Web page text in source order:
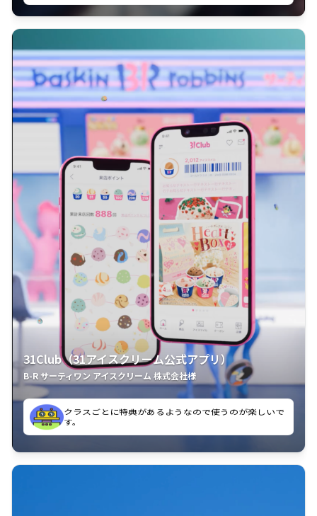
31Club（31アイスクリーム公式アプリ）
B-R サーティワン アイスクリーム 株式会社様
使いやすくて、新フレーバーの情報が通知されるので
よく見ています。
クラスごとに特典があるようなので使うのが楽しいで
す。